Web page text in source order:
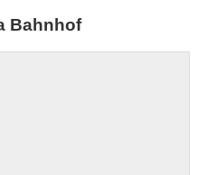
Bahnhof